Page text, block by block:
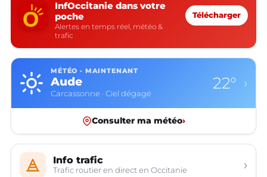
InfOccitanie dans votre
poche
Alertes en temps réel, météo &
trafic
Télécharger
MÉTÉO · MAINTENANT
Aude
Carcassonne · Ciel dégagé
22° ›
Consulter ma météo›
Info trafic
Trafic routier en direct en Occitanie ›